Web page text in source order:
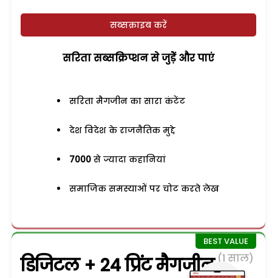
सब्सक्राइब करें
सरिता सब्सक्रिप्शन से जुड़ेें और पाएं
सरिता मैगजीन का सारा कंटेंट
देश विदेश के राजनैतिक मुद्दे
7000 से ज्यादा कहानियां
समाजिक समस्याओं पर चोट करते लेख
डिजिटल + 24 प्रिंट मैगजीन (1 साल)